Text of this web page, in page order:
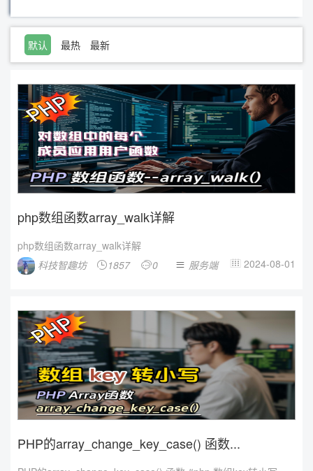
默认 最热 最新
php数组函数array_walk详解
php数组函数array_walk详解
科技智趣坊
1857 0  服务端  2024-08-01
PHP的array_change_key_case() 函数...